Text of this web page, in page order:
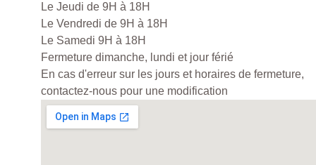
Le Jeudi de 9H à 18H
Le Vendredi de 9H à 18H
Le Samedi 9H à 18H
Fermeture dimanche, lundi et jour férié
En cas d'erreur sur les jours et horaires de fermeture,
contactez-nous pour une modification